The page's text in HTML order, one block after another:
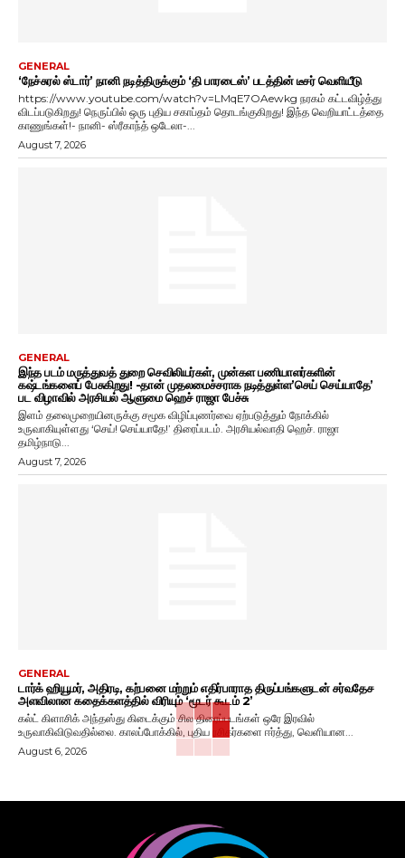
GENERAL
‘நேச்சுரல் ஸ்டார்’ நானி நடித்திருக்கும் ‘தி பாரடைஸ்’ படத்தின் டீசர் வெளியீடு
https://www.youtube.com/watch?v=LMqE7OAewkg நரகம் கட்டவிழ்த்து
விடப்படுகிறது! நெருப்பில் ஒரு புதிய சகாப்தம் தொடங்குகிறது! இந்த வெறியாட்டத்தை
காணுங்கள்!- நானி- ஸ்ரீகாந்த் ஒடேலா-...
August 7, 2026
GENERAL
இந்த படம் மருத்துவத் துறை செவிலியர்கள், முன்கள பணியாளர்களின்
கஷ்டங்களைப் பேசுகிறது! -தான் முதலமைச்சராக நடித்துள்ள’செய் செய்யாதே’
பட விழாவில் அரசியல் ஆளுமை ஹெச் ராஜா பேச்சு
இளம் தலைமுறையினருக்கு சமூக விழிப்புணர்வை ஏற்படுத்தும் நோக்கில்
உருவாகியுள்ளது ‘செய்! செய்யாதே!’ திரைப்படம். அரசியல்வாதி ஹெச். ராஜா
தமிழ்நாடு...
August 7, 2026
GENERAL
டார்க் ஹியூமர், அதிரடி, கற்பனை மற்றும் எதிர்பாராத திருப்பங்களுடன் சர்வதேச
அளவிலான கதைக்களத்தில் விரியும் ‘மூடர் கூடம் 2’
கல்ட் கிளாசிக் அந்தஸ்து கிடைக்கும் சில திரைப்படங்கள் ஒரே இரவில்
உருவாகிவிடுவதில்லை. காலப்போக்கில், புதிய ரசிகர்களை ஈர்த்து, வெளியான...
August 6, 2026